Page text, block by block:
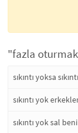
"fazla
sıkıntı yoksa
sıkıntı yok
sıkıntı yok sal